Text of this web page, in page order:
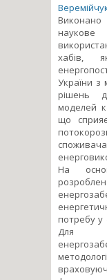
наукове
хабів,
України з
рішень
моделей
що
На
потребу у
Для